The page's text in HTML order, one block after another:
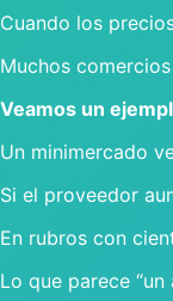
Cuando los
Muchos
Veamos un
Un minimercado
Si el proveedor
En rubros con
Lo que parece